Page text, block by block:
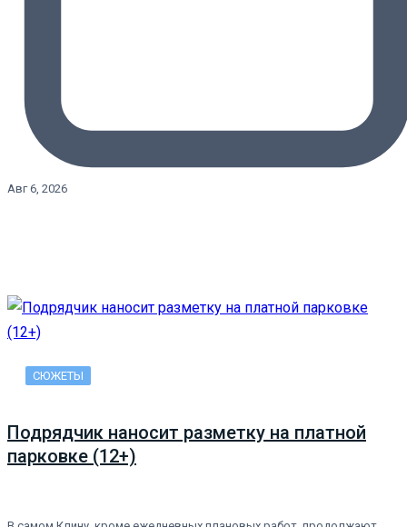
Авг 6, 2026
СЮЖЕТЫ
Подрядчик наносит разметку на платной
парковке (12+)